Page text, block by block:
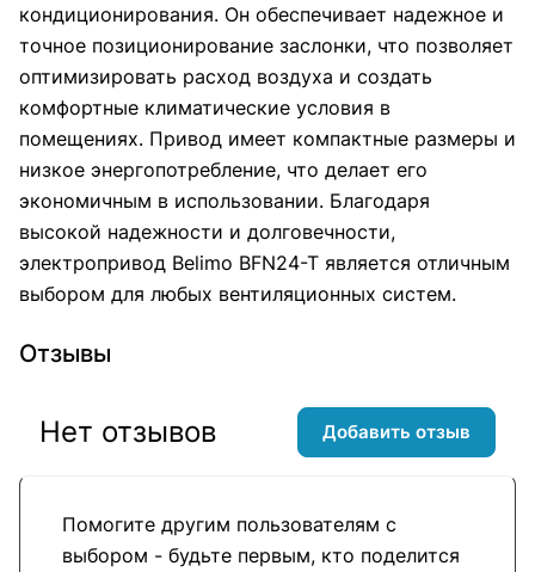
кондиционирования. Он обеспечивает надежное и
точное позиционирование заслонки, что позволяет
оптимизировать расход воздуха и создать
комфортные климатические условия в
помещениях. Привод имеет компактные размеры и
низкое энергопотребление, что делает его
экономичным в использовании. Благодаря
высокой надежности и долговечности,
электропривод Belimo BFN24-T является отличным
выбором для любых вентиляционных систем.
Отзывы
Помогите другим пользователям с
выбором - будьте первым, кто поделится
Нет отзывов Добавить отзыв